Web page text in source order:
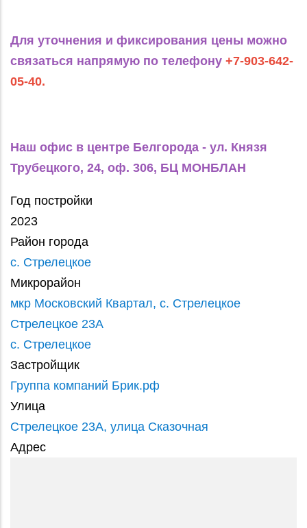
Для уточнения и фиксирования цены можно
связаться напрямую по телефону +7-903-642-
05-40.
Наш офис в центре Белгорода - ул. Князя
Трубецкого, 24, оф. 306, БЦ МОНБЛАН
Год постройки
2023
Район города
с. Стрелецкое
Микрорайон
мкр Московский Квартал, с. Стрелецкое
Стрелецкое 23А
с. Стрелецкое
Застройщик
Группа компаний Брик.рф
Улица
Стрелецкое 23А, улица Сказочная
Адрес